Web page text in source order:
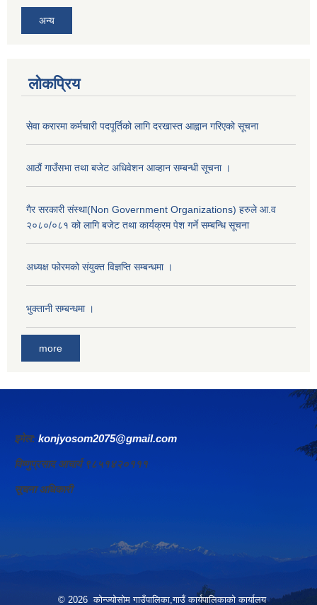
अन्य
लोकप्रिय
सेवा करारमा कर्मचारी पदपूर्तिको लागि दरखास्त आह्वान गरिएको सूचना
आठौं गाउँसभा तथा बजेट अधिवेशन आव्हान सम्बन्धी सूचना ।
गैर सरकारी संस्था(Non Government Organizations) हरुले आ.व
२०८०/०८१ को लागि बजेट तथा कार्यक्रम पेश गर्ने सम्बन्धि सूचना
अध्यक्ष फोरमको संयुक्त विज्ञप्ति सम्बन्धमा ।
भुक्तानी सम्बन्धमा ।
more
इमेल: konjyosom2075@gmail.com
विष्णुप्रसाद आचार्य ९८५१४२०१११
सूचना अधिकारी
© 2026 कोन्ज्योसोम गाउँपालिका,गाउँ कार्यपालिकाको कार्यालय